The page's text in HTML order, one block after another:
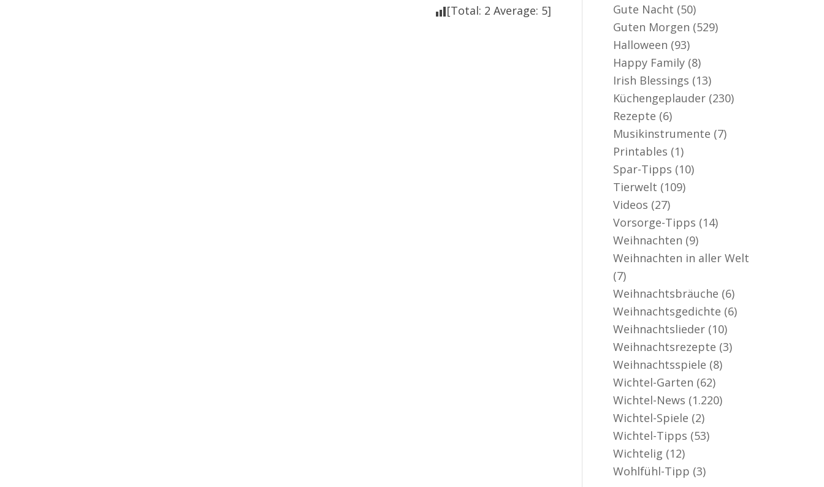
[Total: 2 Average: 5]
Gute Nacht (50)
Guten Morgen (529)
Halloween (93)
Happy Family (8)
Irish Blessings (13)
Küchengeplauder (230)
Rezepte (6)
Musikinstrumente (7)
Printables (1)
Spar-Tipps (10)
Tierwelt (109)
Videos (27)
Vorsorge-Tipps (14)
Weihnachten (9)
Weihnachten in aller Welt
(7)
Weihnachtsbräuche (6)
Weihnachtsgedichte (6)
Weihnachtslieder (10)
Weihnachtsrezepte (3)
Weihnachtsspiele (8)
Wichtel-Garten (62)
Wichtel-News (1.220)
Wichtel-Spiele (2)
Wichtel-Tipps (53)
Wichtelig (12)
Wohlfühl-Tipp (3)